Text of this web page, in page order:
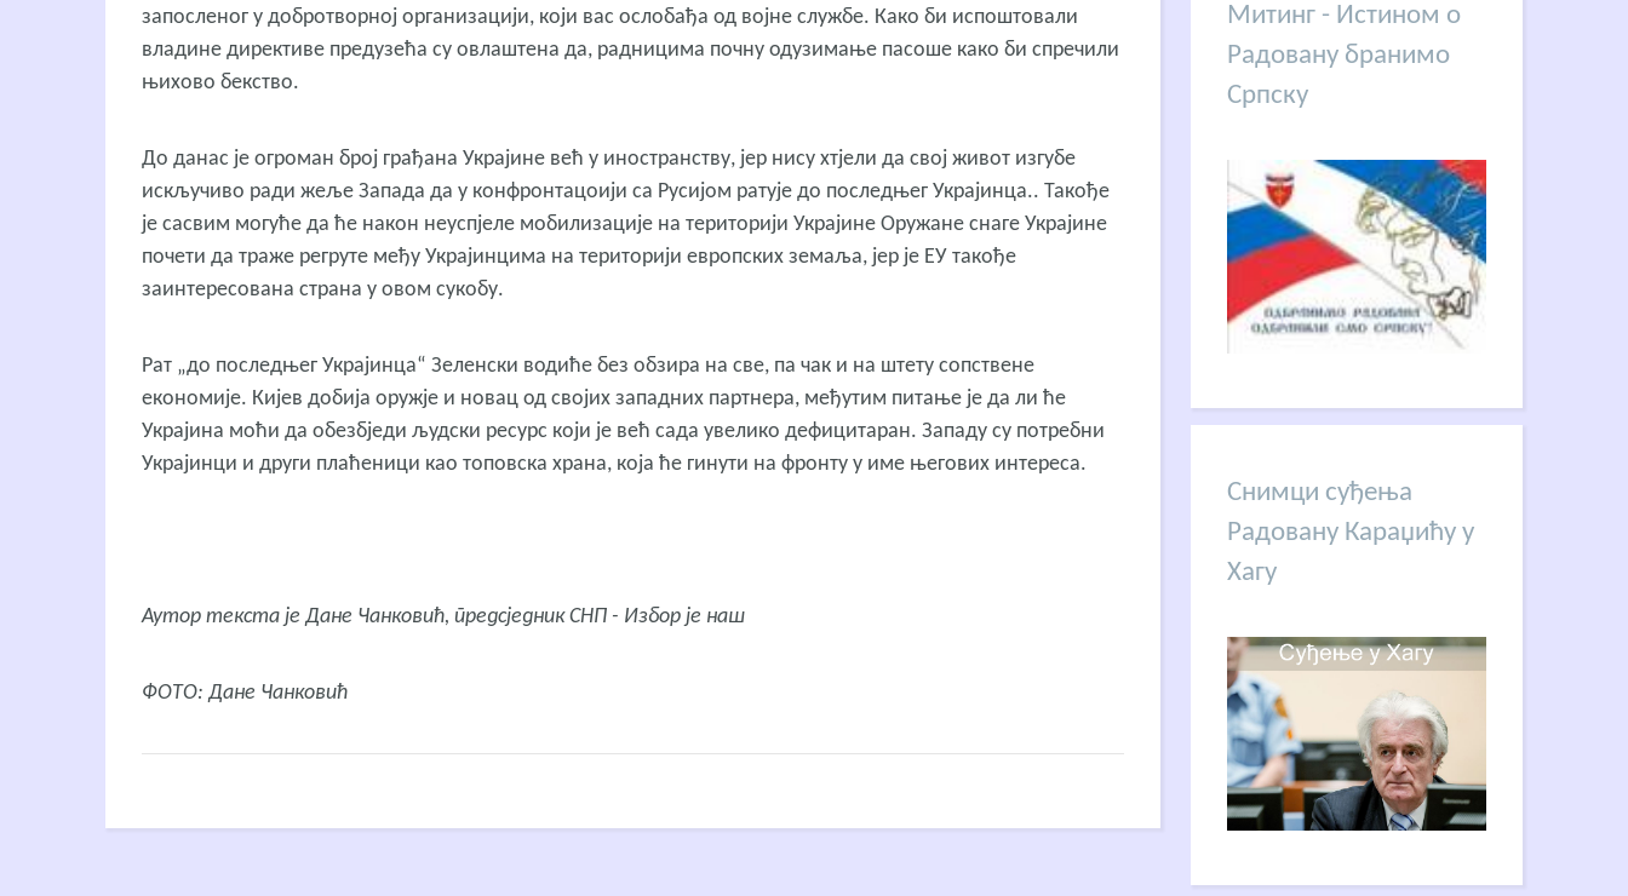
запосленог у добротворној организацији, који вас ослобађа од војне службе. Како би испоштовали
владине директиве предузећа су овлаштена да, радницима почну одузимање пасоше како би спречили
њихово бекство.
До данас је огроман број грађана Украјине већ у иностранству, јер нису хтјели да свој живот изгубе
искључиво ради жеље Запада да у конфронтацоији са Русијом ратује до последњег Украјинца.. Такође
је сасвим могуће да ће након неуспјеле мобилизације на територији Украјине Оружане снаге Украјине
почети да траже регруте међу Украјинцима на територији европских земаља, јер је ЕУ такође
заинтересована страна у овом сукобу.
Рат „до последњег Украјинца“ Зеленски водиће без обзира на све, па чак и на штету сопствене
економије. Кијев добија оружје и новац од својих западних партнера, међутим питање је да ли ће
Украјина моћи да обезбједи људски ресурс који је већ сада увелико дефицитаран. Западу су потребни
Украјинци и други плаћеници као топовска храна, која ће гинути на фронту у име његових интереса.
Аутор текста је Дане Чанковић, предсједник СНП - Избор је наш
ФОТО: Дане Чанковић
Митинг - Истином о
Радовану бранимо
Српску
Снимци суђења
Радовану Караџићу у
Хагу